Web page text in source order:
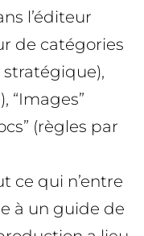
l’éditeur
de catégories
stratégique),
“Images”
(règles par
ce qui n’entre
à un guide de